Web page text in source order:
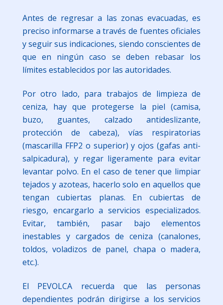
Antes de regresar a las zonas evacuadas, es
preciso informarse a través de fuentes oficiales
y seguir sus indicaciones, siendo conscientes de
que en ningún caso se deben rebasar los
límites establecidos por las autoridades.
Por otro lado, para trabajos de limpieza de
ceniza, hay que protegerse la piel (camisa,
buzo, guantes, calzado antideslizante,
protección de cabeza), vías respiratorias
(mascarilla FFP2 o superior) y ojos (gafas anti-
salpicadura), y regar ligeramente para evitar
levantar polvo. En el caso de tener que limpiar
tejados y azoteas, hacerlo solo en aquellos que
tengan cubiertas planas. En cubiertas de
riesgo, encargarlo a servicios especializados.
Evitar, también, pasar bajo elementos
inestables y cargados de ceniza (canalones,
toldos, voladizos de panel, chapa o madera,
etc.).
El PEVOLCA recuerda que las personas
dependientes podrán dirigirse a los servicios